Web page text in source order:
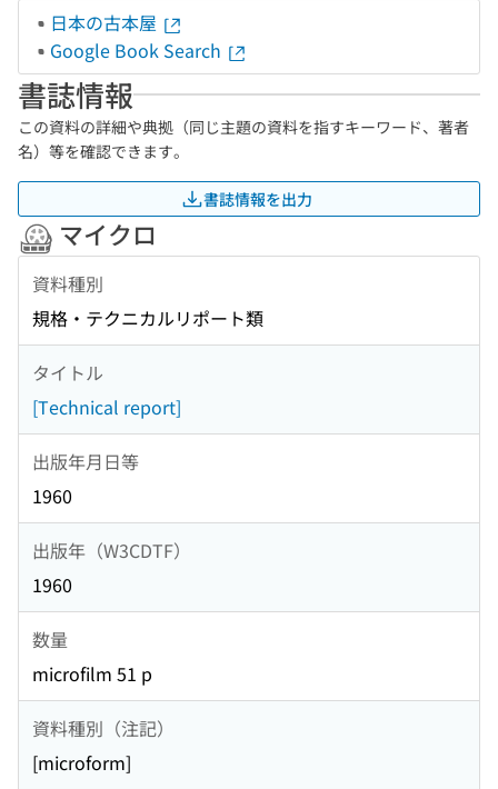
日本の古本屋
Google Book Search
書誌情報
この資料の詳細や典拠（同じ主題の資料を指すキーワード、著者
名）等を確認できます。
書誌情報を出力
マイクロ
資料種別
規格・テクニカルリポート類
タイトル
[Technical report]
出版年月日等
1960
出版年（W3CDTF）
1960
数量
microfilm 51 p
資料種別（注記）
[microform]